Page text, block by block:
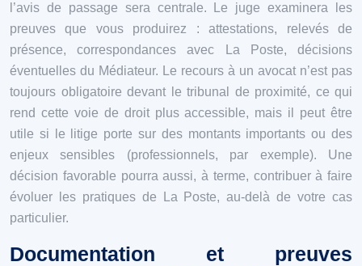
l’avis de passage sera centrale. Le juge examinera les
preuves que vous produirez : attestations, relevés de
présence, correspondances avec La Poste, décisions
éventuelles du Médiateur. Le recours à un avocat n’est pas
toujours obligatoire devant le tribunal de proximité, ce qui
rend cette voie de droit plus accessible, mais il peut être
utile si le litige porte sur des montants importants ou des
enjeux sensibles (professionnels, par exemple). Une
décision favorable pourra aussi, à terme, contribuer à faire
évoluer les pratiques de La Poste, au-delà de votre cas
particulier.
Documentation et preuves